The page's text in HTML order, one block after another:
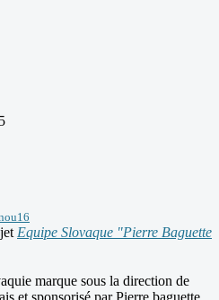
Equipe Slovaque "Pierre Baguette
marque sous la direction de
et sponsorisé par Pierre baguette